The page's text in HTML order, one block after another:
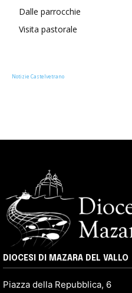
Dalle parrocchie
Visita pastorale
Notizie Castelvetrano
DIOCESI DI MAZARA DEL VALLO
Piazza della Repubblica, 6